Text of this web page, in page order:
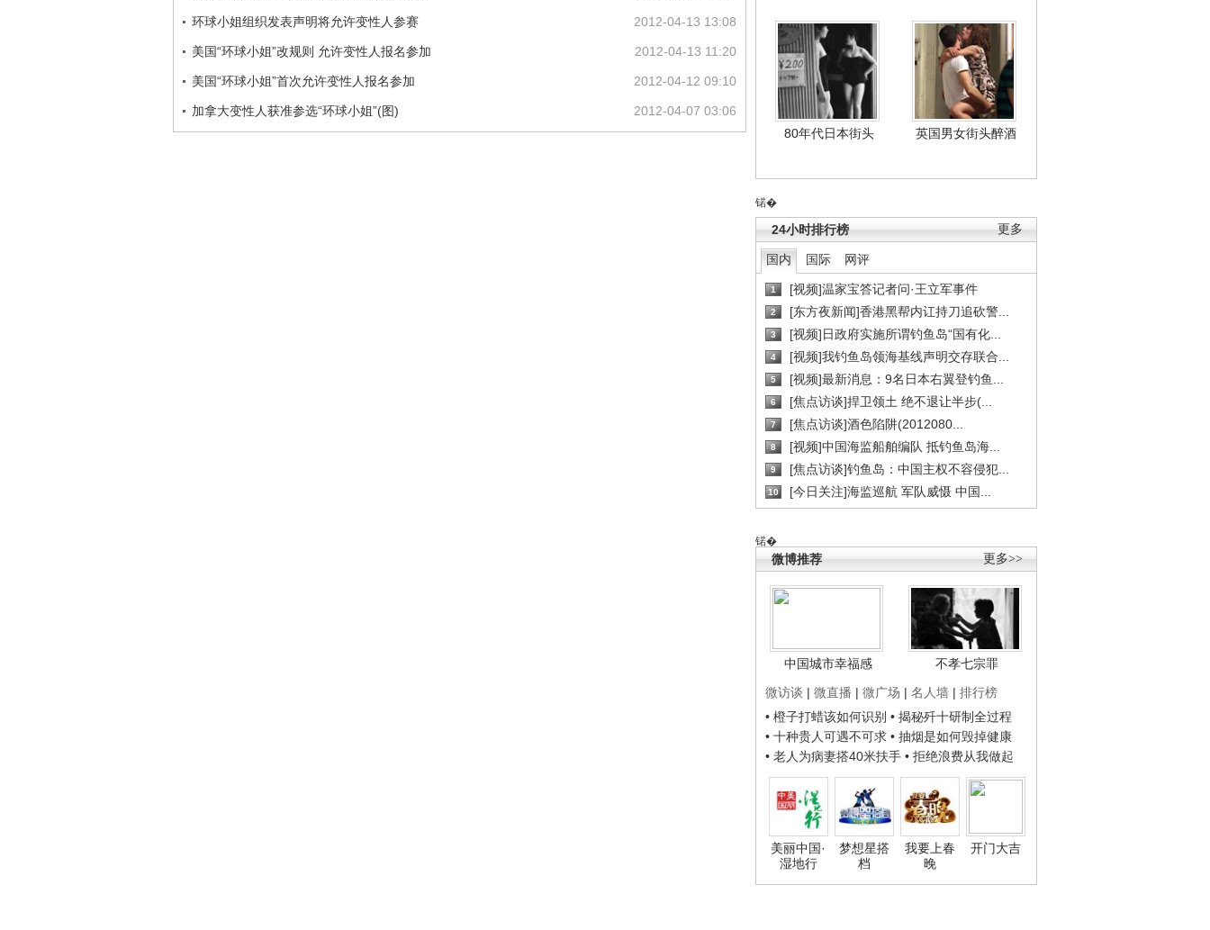
80年代日本街头 英国男女街头醉酒
锘�
更多
24小时排行榜
国内 国际 网评
1 [视频]温家宝答记者问·王立军事件
2 [东方夜新闻]香港黑帮内讧持刀追砍警...
3 [视频]日政府实施所谓钓鱼岛“国有化...
4 [视频]我钓鱼岛领海基线声明交存联合...
5 [视频]最新消息：9名日本右翼登钓鱼...
6 [焦点访谈]捍卫领土 绝不退让半步(...
7 [焦点访谈]酒色陷阱(2012080...
8 [视频]中国海监船舶编队 抵钓鱼岛海...
9 [焦点访谈]钓鱼岛：中国主权不容侵犯...
10 [今日关注]海监巡航 军队威慑 中国...
锘�
更多>>
微博推荐
中国城市幸福感
不孝七宗罪
微访谈 | 微直播 | 微广场 | 名人墙 | 排行榜
• 橙子打蜡该如何识别 • 揭秘歼十研制全过程
• 十种贵人可遇不可求 • 抽烟是如何毁掉健康
• 老人为病妻搭40米扶手 • 拒绝浪费从我做起
美丽中国·
湿地行
梦想星搭
档
我要上春
晚
开门大吉
2012-04-13 13:08
环球小姐组织发表声明将允许变性人参赛
2012-04-13 11:20
美国“环球小姐”改规则 允许变性人报名参加
2012-04-12 09:10
美国“环球小姐”首次允许变性人报名参加
2012-04-07 03:06
加拿大变性人获准参选“环球小姐”(图)